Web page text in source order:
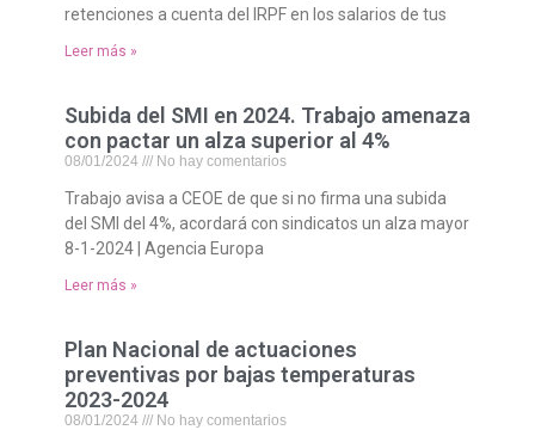
retenciones a cuenta del IRPF en los salarios de tus
Leer más »
Subida del SMI en 2024. Trabajo amenaza
con pactar un alza superior al 4%
08/01/2024 No hay comentarios
Trabajo avisa a CEOE de que si no firma una subida
del SMI del 4%, acordará con sindicatos un alza mayor
8-1-2024 | Agencia Europa
Leer más »
Plan Nacional de actuaciones
preventivas por bajas temperaturas
2023-2024
08/01/2024 No hay comentarios